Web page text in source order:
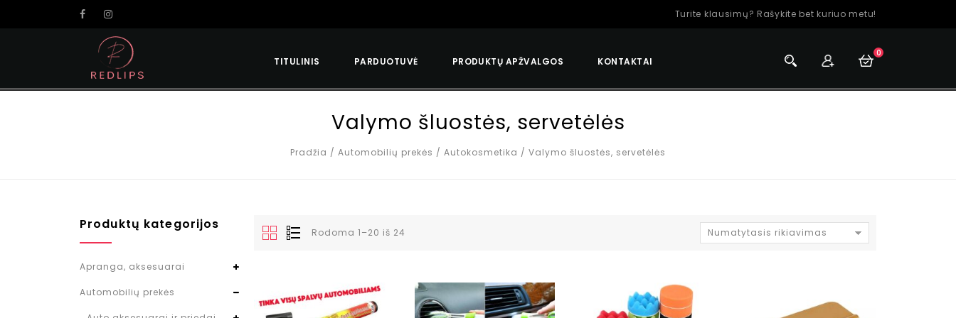
Turite klausimų? Rašykite bet kuriuo metu!
TITULINIS PARDUOTUVĖ PRODUKTŲ APŽVALGOS KONTAKTAI
0
Valymo šluostės, servetėlės
Pradžia / Automobilių prekės / Autokosmetika / Valymo šluostės, servetėlės
Rodoma 1–20 iš 24 Numatytasis rikiavimas
Produktų kategorijos
Apranga, aksesuarai
Automobilių prekės